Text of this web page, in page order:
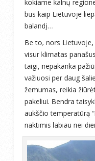
kokiame kalnų
bus kaip Lietuvoje
balandį…
Be to, nors Lietuvoje,
visur klimatas
taigi, nepakanka
važiuosi per daug
žemumas, reikia
pakeliui. Bendra
aukščio temperatūrą
naktimis labiau nei